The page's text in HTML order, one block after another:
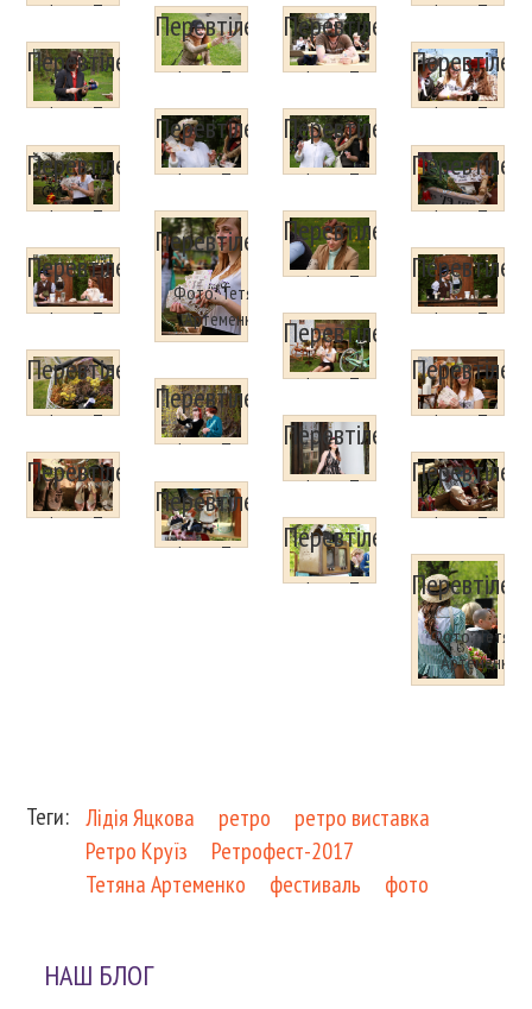
Фото: Тетяна
Артеменко
Фото: Тетяна
Артеменко
Перевтілення
Фото: Тетяна
Артеменко
Перевтілення
Фото: Тетяна
Артеменко
Фото: Тетяна
Артеменко
Перевтілення
Фото: Тетяна
Артеменко
Перевтілення
Фото: Тетяна
Артеменко
Перевтілення
Фото: Тетяна
Артеменко
Фото: Тетяна
Артеменко
Перевтілення
Фото: Тетяна
Артеменко
Перевтілення
Фото: Тетяна
Артеменко
Перевтілення
Фото: Тетяна
Артеменко
Фото: Тетяна
Артеменко
Перевтілення
Фото: Тетяна
Артеменко
Перевтілення
Фото: Тетяна
Артеменко
Фото: Тетяна
Артеменко
Перевтілення
Фото: Тетяна
Артеменко
Перевтілення
Фото: Тетяна
Артеменко
Перевтілення
Фото: Тетяна
Артеменко
Фото: Тетяна
Артеменко
Перевтілення
Фото: Тетяна
Перевтілення
Фото: Тетяна
Перевтілення
Фото: Тетяна
Фото: Тетяна
Артеменко
Теги: Лідія Яцкова ретро
ретро виставка
Ретро Круїз
Ретрофест-2017
Тетяна Артеменко
фестиваль фото
НАШ БЛОГ